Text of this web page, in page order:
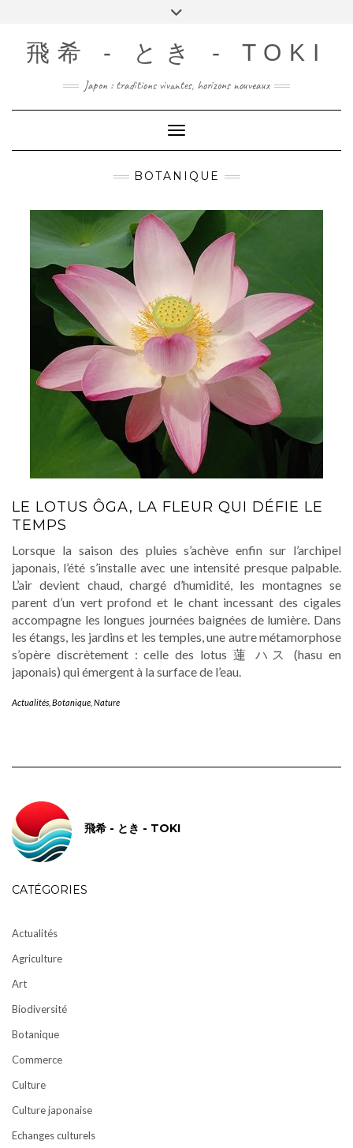
content飛希 - とき - TOKI
Japon : traditions vivantes, horizons nouveaux
Toggle Navigation
BOTANIQUE
LE LOTUS ÔGA, LA FLEUR QUI DÉFIE LE
TEMPS
Lorsque la saison des pluies s’achève enfin sur l’archipel
japonais, l’été s’installe avec une intensité presque palpable.
L’air devient chaud, chargé d’humidité, les montagnes se
parent d’un vert profond et le chant incessant des cigales
accompagne les longues journées baignées de lumière. Dans
les étangs, les jardins et les temples, une autre métamorphose
s’opère discrètement : celle des lotus 蓮 ハス (hasu en
japonais) qui émergent à la surface de l’eau.
Actualités Botanique Nature
飛希 - とき - TOKI
CATÉGORIES
Actualités
Agriculture
Art
Biodiversité
Botanique
Commerce
Culture
Culture japonaise
Echanges culturels